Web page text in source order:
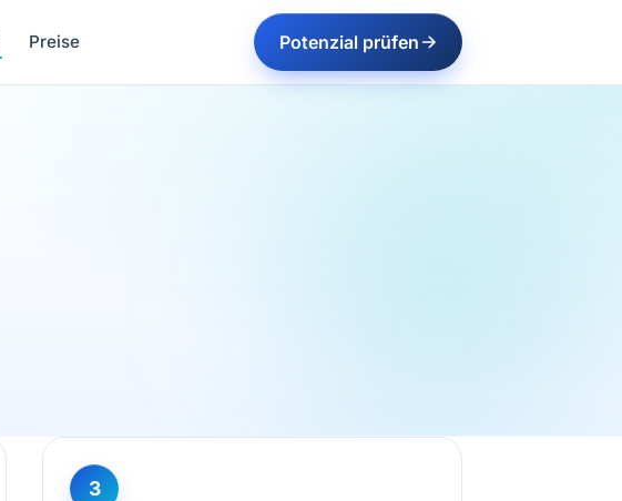
Preise Potenzial prüfen
3